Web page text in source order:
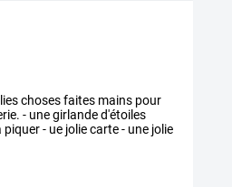
chosesfaites mains pour
- unegirlanded'étoiles
piquer- ue joliecarte- une jolie